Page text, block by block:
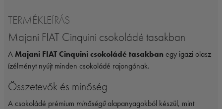
TERMÉKLEÍRÁS
Majani FIAT Cinquini csokoládé tasakban
A Majani FIAT Cinquini csokoládé tasakban egy igazi olasz
ízélményt nyújt minden csokoládé rajongónak.
Összetevők és minőség
A csokoládé prémium minőségűalapanyagokból készül, mint